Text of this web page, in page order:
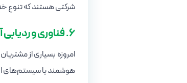
شرکتی هستند که تنوع
6. فناوری و ردیابی آنلاین
هوشمند یا سیستم‌های